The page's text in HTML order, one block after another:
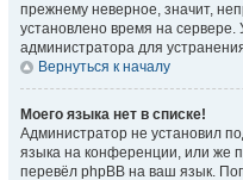
прежнему неверное, значит,
установлено время на сервере.
администратора для
Вернуться к началу
Моего языка нет в списке!
Администратор не установил
языка на конференции, или же
перевёл phpBB на ваш язык.